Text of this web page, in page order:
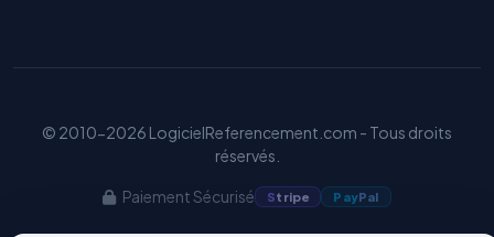
© 2010-2026 LogicielReferencement.com - Tous droits
réservés.
Paiement Sécurisé Stripe PayPal